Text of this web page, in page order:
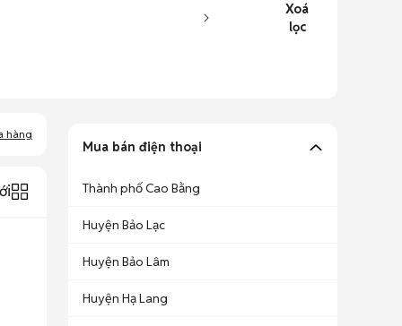
Xoá
lọc
hàng
Mua bán điện thoại
Thành phố Cao Bằng
Huyện Bảo Lạc
Huyện Bảo Lâm
Huyện Hạ Lang